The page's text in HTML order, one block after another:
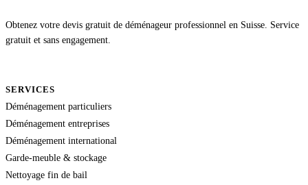
Obtenez votre devis gratuit de déménageur professionnel en Suisse. Service
gratuit et sans engagement.
SERVICES
Déménagement particuliers
Déménagement entreprises
Déménagement international
Garde-meuble & stockage
Nettoyage fin de bail